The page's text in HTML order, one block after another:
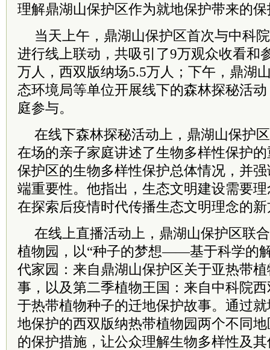
理解鼎湖山保护区作为就地保护带来的
当天上午，鼎湖山保护区首次与中科
进行线上联动，共吸引了9万观众收看和
万人，西双版纳场5.5万人；下午，鼎湖
态环境局等单位开展线下的森林探秘活
庭参与。
在线下森林探秘活动上，鼎湖山保护
在场的亲子家庭讲述了生物多样性保护
保护区的生物多样性保护总体情况，并
端重要性。他指出，生态文明建设需要
在探索后疫情时代传播生态文明理念的
在线上直播活动上，鼎湖山保护区联
植物园，以“种子的梦想——基于科学的
代家园：来自鼎湖山保护区关于亚热带
事，以及第二季植物王国：来自中科院
于热带植物种子的迁地保护故事。通过
地保护的西双版纳热带植物园两个不同
的保护措施，让公众理解生物多样性及